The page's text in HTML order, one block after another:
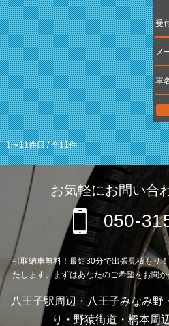
受
メ
車
1〜11件目 / 全11件
お気軽にお問い合
050-
引取納車無料！最短30分で出張見積もり
たします。まずはあなたのご希望をお聞
八王子駅周辺・八王子みなみ野
り・野猿街道・橋本周